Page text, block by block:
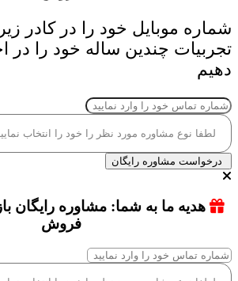
شماره موبایل خود را در کادر زیر
تجربیات چندین ساله خود را در
دهیم
درخواست مشاوره رایگان
هدیه ما به شما: مشاوره رایگان
فروش